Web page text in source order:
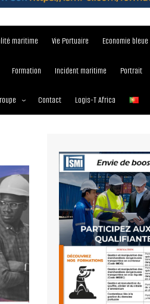
maritime Vie Portuaire Economie bleue
Formation Incident maritime Portrait
de presse
Partner 2019 – 2023
Awards
Contact Logis-T Africa